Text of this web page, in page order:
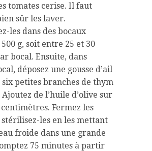
tomates cerise. Il faut
sûr les laver.
les dans des bocaux
g, soit entre 25 et 30
bocal. Ensuite, dans
déposez une gousse d’ail
six petites branches de thym
de l’huile d’olive sur
Fermez les
les en les mettant
froide dans une grande
75 minutes à partir